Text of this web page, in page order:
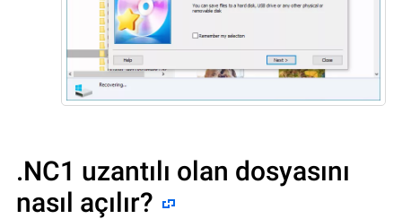
.NC1 uzantılı olan dosyasını
nasıl açılır?